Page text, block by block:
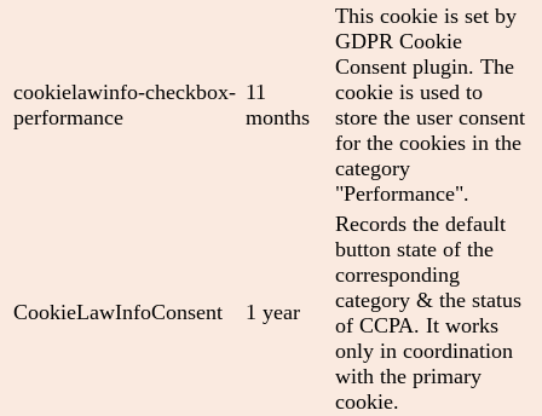
cookielawinfo-checkbox-
performance
11
months
This cookie is set by
GDPR Cookie
Consent plugin. The
cookie is used to
store the user consent
for the cookies in the
category
"Performance".
CookieLawInfoConsent 1 year
Records the default
button state of the
corresponding
category & the status
of CCPA. It works
only in coordination
with the primary
cookie.